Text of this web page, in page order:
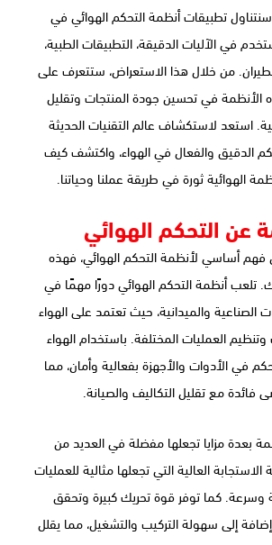
تطبيقات أنظمة التحكم الهوائي في
في الآليات الدقيقة، التطبيقات الطبية،
من خلال هذا الاستعراض، ستتعرف على
الأنظمة في تحسين جودة المنتجات وتقليل
استعد لاستكشاف عالم التقنيات الحديثة
الدقيق والفعال في الهواء، واكتشف كيف
الهوائية ثورة في طريقة عملنا وحياتنا.
عن التحكم الهوائي
فهم أساسي لأنظمة التحكم الهوائي، فهذه
تلعب أنظمة التحكم الهوائي دورًا مهمًا في
الصناعية والميدانية، حيث تعتمد على الهواء
العمليات المختلفة. باستخدام الهواء
في الأدوات والأجهزة بفعالية وأمان، مما
فائدة مع تقليل التكاليف والصيانة.
بعدة مزايا تجعلها مفضلة في العديد من
العالية التي تجعلها مثالية للعمليات
وسرعة. كما توفر قوة تحريك كبيرة وتحقق
إضافة إلى سهولة التركيب والتشغيل، مما يقلل